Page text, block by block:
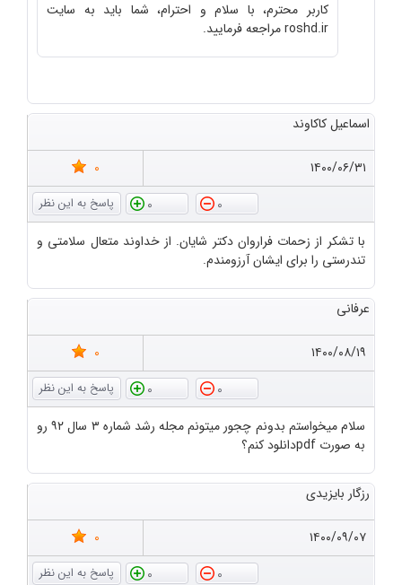
کاربر محترم، با سلام و احترام، شما باید به سایت
roshd.ir مراجعه فرمایید.
اسماعیل کاکاوند
۱۴۰۰/۰۶/۳۱
0
0
0
با تشکر از زحمات فراروان دکتر شایان. از خداوند متعال سلامتی و
تندرستی را برای ایشان آرزومندم.
عرفانی
۱۴۰۰/۰۸/۱۹
0
0
0
سلام میخواستم بدونم چجور میتونم مجله رشد شماره ۳ سال ۹۲ رو
به صورت pdfدانلود کنم؟
رزگار بایزیدی
۱۴۰۰/۰۹/۰۷
0
0
0